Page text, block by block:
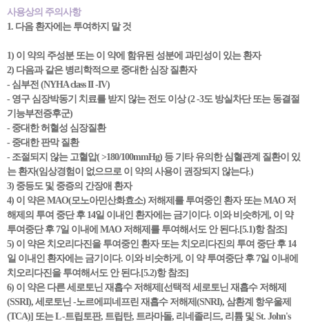
사용상의 주의사항
1. 다음 환자에는 투여하지 말 것
1) 이 약의 주성분 또는 이 약에 함유된 성분에 과민성이 있는 환자
2) 다음과 같은 병리학적으로 중대한 심장 질환자
- 심부전 (NYHA class II -IV)
- 영구 심장박동기 치료를 받지 않는 전도 이상 (2 -3도 방실차단 또는 동결절
기능부전증후군)
- 중대한 허혈성 심장질환
- 중대한 판막 질환
- 조절되지 않는 고혈압( >180/100mmHg) 등 기타 유의한 심혈관계 질환이 있
는 환자(임상경험이 없으므로 이 약의 사용이 권장되지 않는다.)
3) 중등도 및 중증의 간장애 환자
4) 이 약은 MAO(모노아민산화효소) 저해제를 투여중인 환자 또는 MAO 저
해제의 투여 중단 후 14일 이내인 환자에는 금기이다. 이와 비슷하게, 이 약
투여중단 후 7일 이내에 MAO 저해제를 투여해서도 안 된다.[5.1)항 참조]
5) 이 약은 치오리다진을 투여중인 환자 또는 치오리다진의 투여 중단 후 14
일 이내인 환자에는 금기이다. 이와 비슷하게, 이 약 투여중단 후 7일 이내에
치오리다진을 투여해서도 안 된다.[5.2)항 참조]
6) 이 약은 다른 세로토닌 재흡수 저해제[선택적 세로토닌 재흡수 저해제
(SSRI), 세로토닌 -노르에피네프린 재흡수 저해제(SNRI), 삼환계 항우울제
(TCA)] 또는 L -트립토판, 트립탄, 트라마돌, 리네졸리드, 리튬 및 St. John's